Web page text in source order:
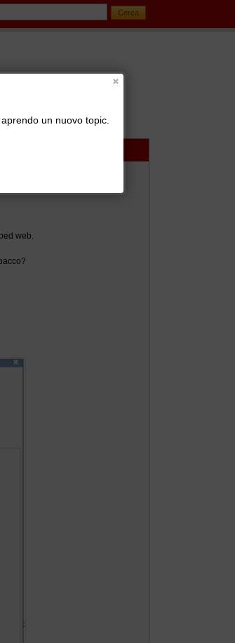
UPS, GLS, ...)
web.
un nuovo topic.